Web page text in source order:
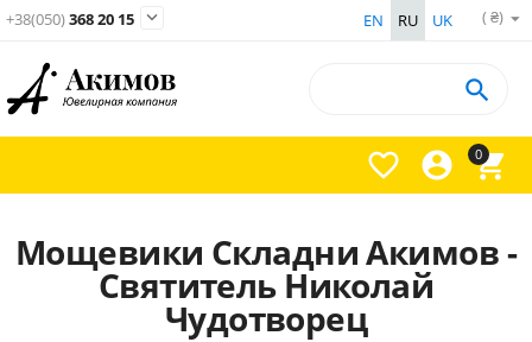
( ₴)
EN RU UK
+38(050)368 20 15 
0




Мощевики Складни Акимов -
Святитель Николай
Чудотворец